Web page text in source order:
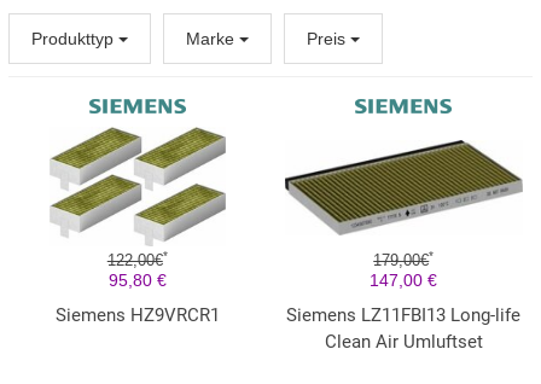
Produkttyp Marke Preis
122,00€*
95,80 €
Siemens HZ9VRCR1
179,00€*
147,00 €
Siemens LZ11FBI13 Long-life
Clean Air Umluftset